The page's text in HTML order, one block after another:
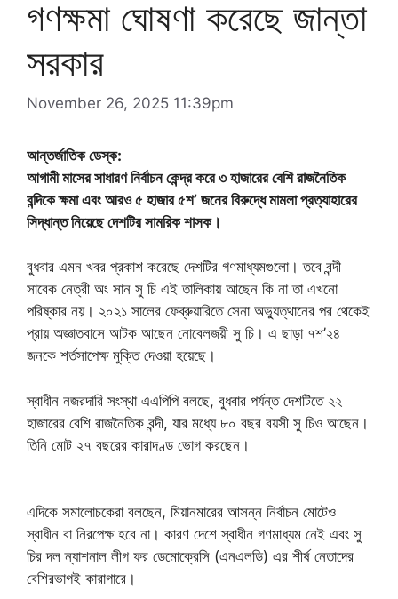
গণক্ষমা ঘোষণা করেছে জান্তা
সরকার
November 26, 2025 11:39pm
আন্তর্জাতিক ডেস্ক:
আগামী মাসের সাধারণ নির্বাচন কেন্দ্র করে ৩ হাজারের বেশি রাজনৈতিক
বন্দিকে ক্ষমা এবং আরও ৫ হাজার ৫শ’ জনের বিরুদ্ধে মামলা প্রত্যাহারের
সিদ্ধান্ত নিয়েছে দেশটির সামরিক শাসক।
বুধবার এমন খবর প্রকাশ করেছে দেশটির গণমাধ্যমগুলো। তবে বন্দী
সাবেক নেত্রী অং সান সু চি এই তালিকায় আছেন কি না তা এখনো
পরিষ্কার নয়। ২০২১ সালের ফেব্রুয়ারিতে সেনা অভ্যুত্থানের পর থেকেই
প্রায় অজ্ঞাতবাসে আটক আছেন নোবেলজয়ী সু চি। এ ছাড়া ৭শ’২৪
জনকে শর্তসাপেক্ষ মুক্তি দেওয়া হয়েছে।
স্বাধীন নজরদারি সংস্থা এএপিপি বলছে, বুধবার পর্যন্ত দেশটিতে ২২
হাজারের বেশি রাজনৈতিক বন্দী, যার মধ্যে ৮০ বছর বয়সী সু চিও আছেন।
তিনি মোট ২৭ বছরের কারাদণ্ড ভোগ করছেন।
এদিকে সমালোচকেরা বলছেন, মিয়ানমারের আসন্ন নির্বাচন মোটেও
স্বাধীন বা নিরপেক্ষ হবে না। কারণ দেশে স্বাধীন গণমাধ্যম নেই এবং সু
চির দল ন্যাশনাল লীগ ফর ডেমোক্রেসি (এনএলডি) এর শীর্ষ নেতাদের
বেশিরভাগই কারাগারে।